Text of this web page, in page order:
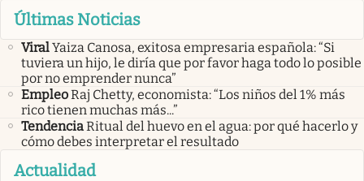
Últimas Noticias
ViralYaiza Canosa, exitosa empresaria española: “Si
tuviera un hijo, le diría que por favor haga todo lo posible
por no emprender nunca”
EmpleoRaj Chetty, economista: “Los niños del 1% más
rico tienen muchas más...”
TendenciaRitual del huevo en el agua: por qué hacerlo y
cómo debes interpretar el resultado
Actualidad